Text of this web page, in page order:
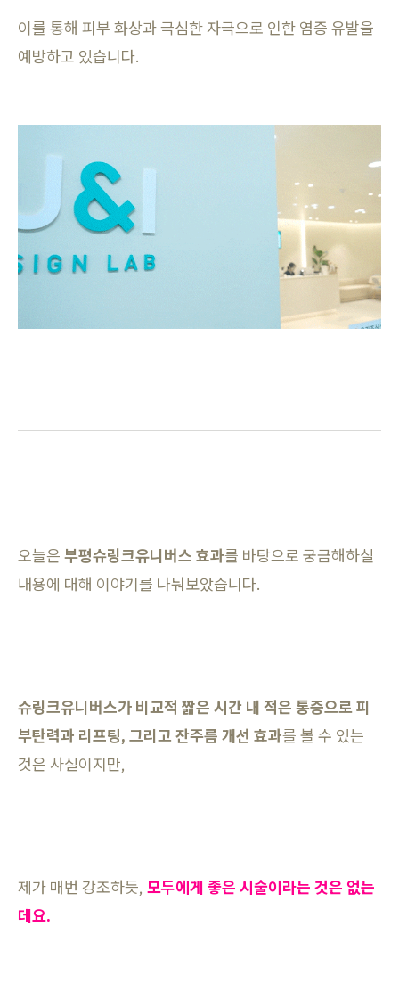
이를 통해 피부 화상과 극심한 자극으로 인한 염증 유발을
예방하고 있습니다.
오늘은 부평슈링크유니버스 효과를 바탕으로 궁금해하실
내용에 대해 이야기를 나눠보았습니다.
슈링크유니버스가 비교적 짧은 시간 내 적은 통증으로 피
부탄력과 리프팅, 그리고 잔주름 개선 효과를 볼 수 있는
것은 사실이지만,
제가 매번 강조하듯, 모두에게 좋은 시술이라는 것은 없는
데요.